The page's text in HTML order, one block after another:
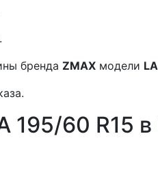
бренда ZMAX модели
195/60 R15